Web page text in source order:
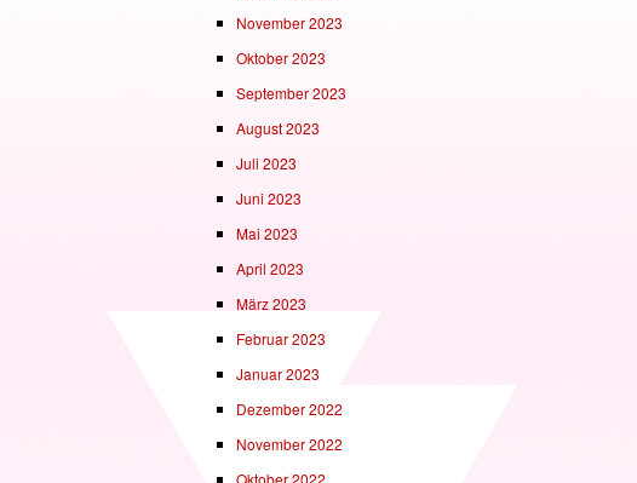
November 2023
Oktober 2023
September 2023
August 2023
Juli 2023
Juni 2023
Mai 2023
April 2023
März 2023
Februar 2023
Januar 2023
Dezember 2022
November 2022
Oktober 2022